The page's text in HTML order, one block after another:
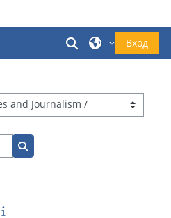
Изменить
Вход
Поиск курса